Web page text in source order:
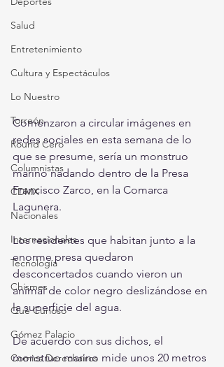
Salud
Entretenimiento
Cultura y Espectáculos
Lo Nuestro
Torreón
Round Cero
Columnistas
CDMX
Nacionales
Internacionales
Tecnología
Chismes
Qué Curioso
Gómez Palacio
Comics Derechairos
Comenzaron a circular imágenes en
redes sociales en esta semana de lo
que se presume, sería un monstruo
marino nadando dentro de la Presa
Francisco Zarco, en la Comarca
Lagunera.
Los residentes que habitan junto a la
enorme presa quedaron
desconcertados cuando vieron un
animal de color negro deslizándose en
la superficie del agua.
De acuerdo con sus dichos, el
monstruo marino mide unos 20 metros